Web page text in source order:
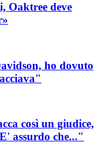
Oaktree deve
ho dovuto
così un giudice,
assurdo che..."